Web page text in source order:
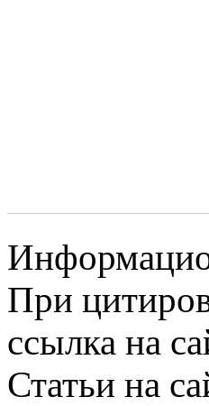
При
ссылка на
Статьи на